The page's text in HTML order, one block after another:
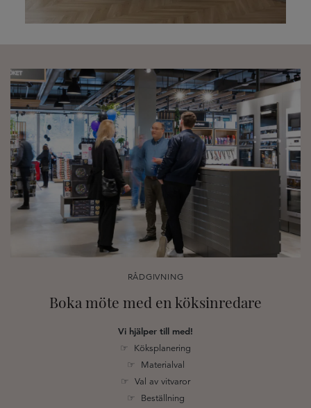
RÅDGIVNING
Boka möte med en köksinredare
Vi hjälper till med!
☞ Köksplanering
☞ Materialval
☞ Val av vitvaror
☞ Beställning